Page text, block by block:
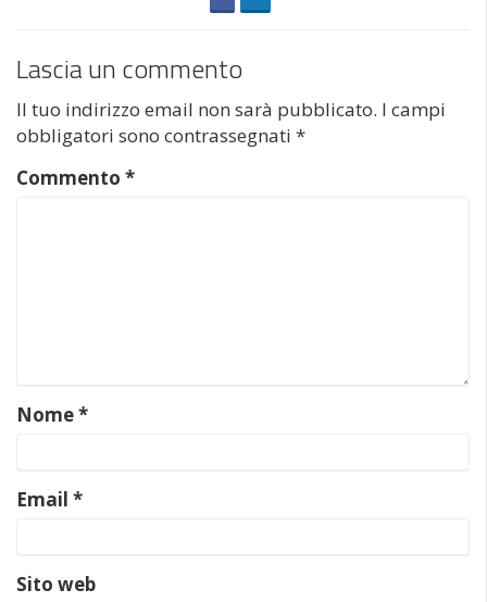
Lascia un commento
Il tuo indirizzo email non sarà pubblicato. I campi
obbligatori sono contrassegnati *
Commento *
Nome*
Email *
Sito web